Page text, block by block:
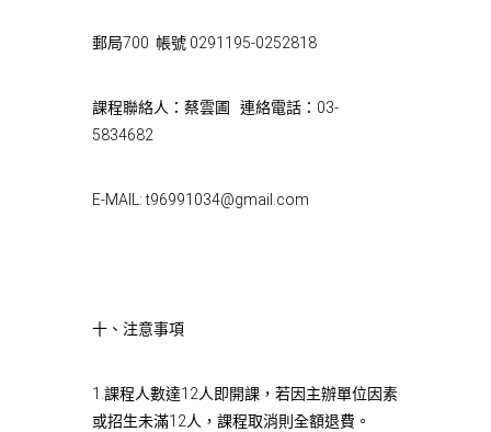
郵局700 帳號 0291195-0252818
課程聯絡人：蔡雲圃 連絡電話：03-
5834682
E-MAIL:t96991034@gmail.com
十、注意事項
1.課程人數達12人即開課，若因主辦單位因素
或招生未滿12人，課程取消則全額退費。